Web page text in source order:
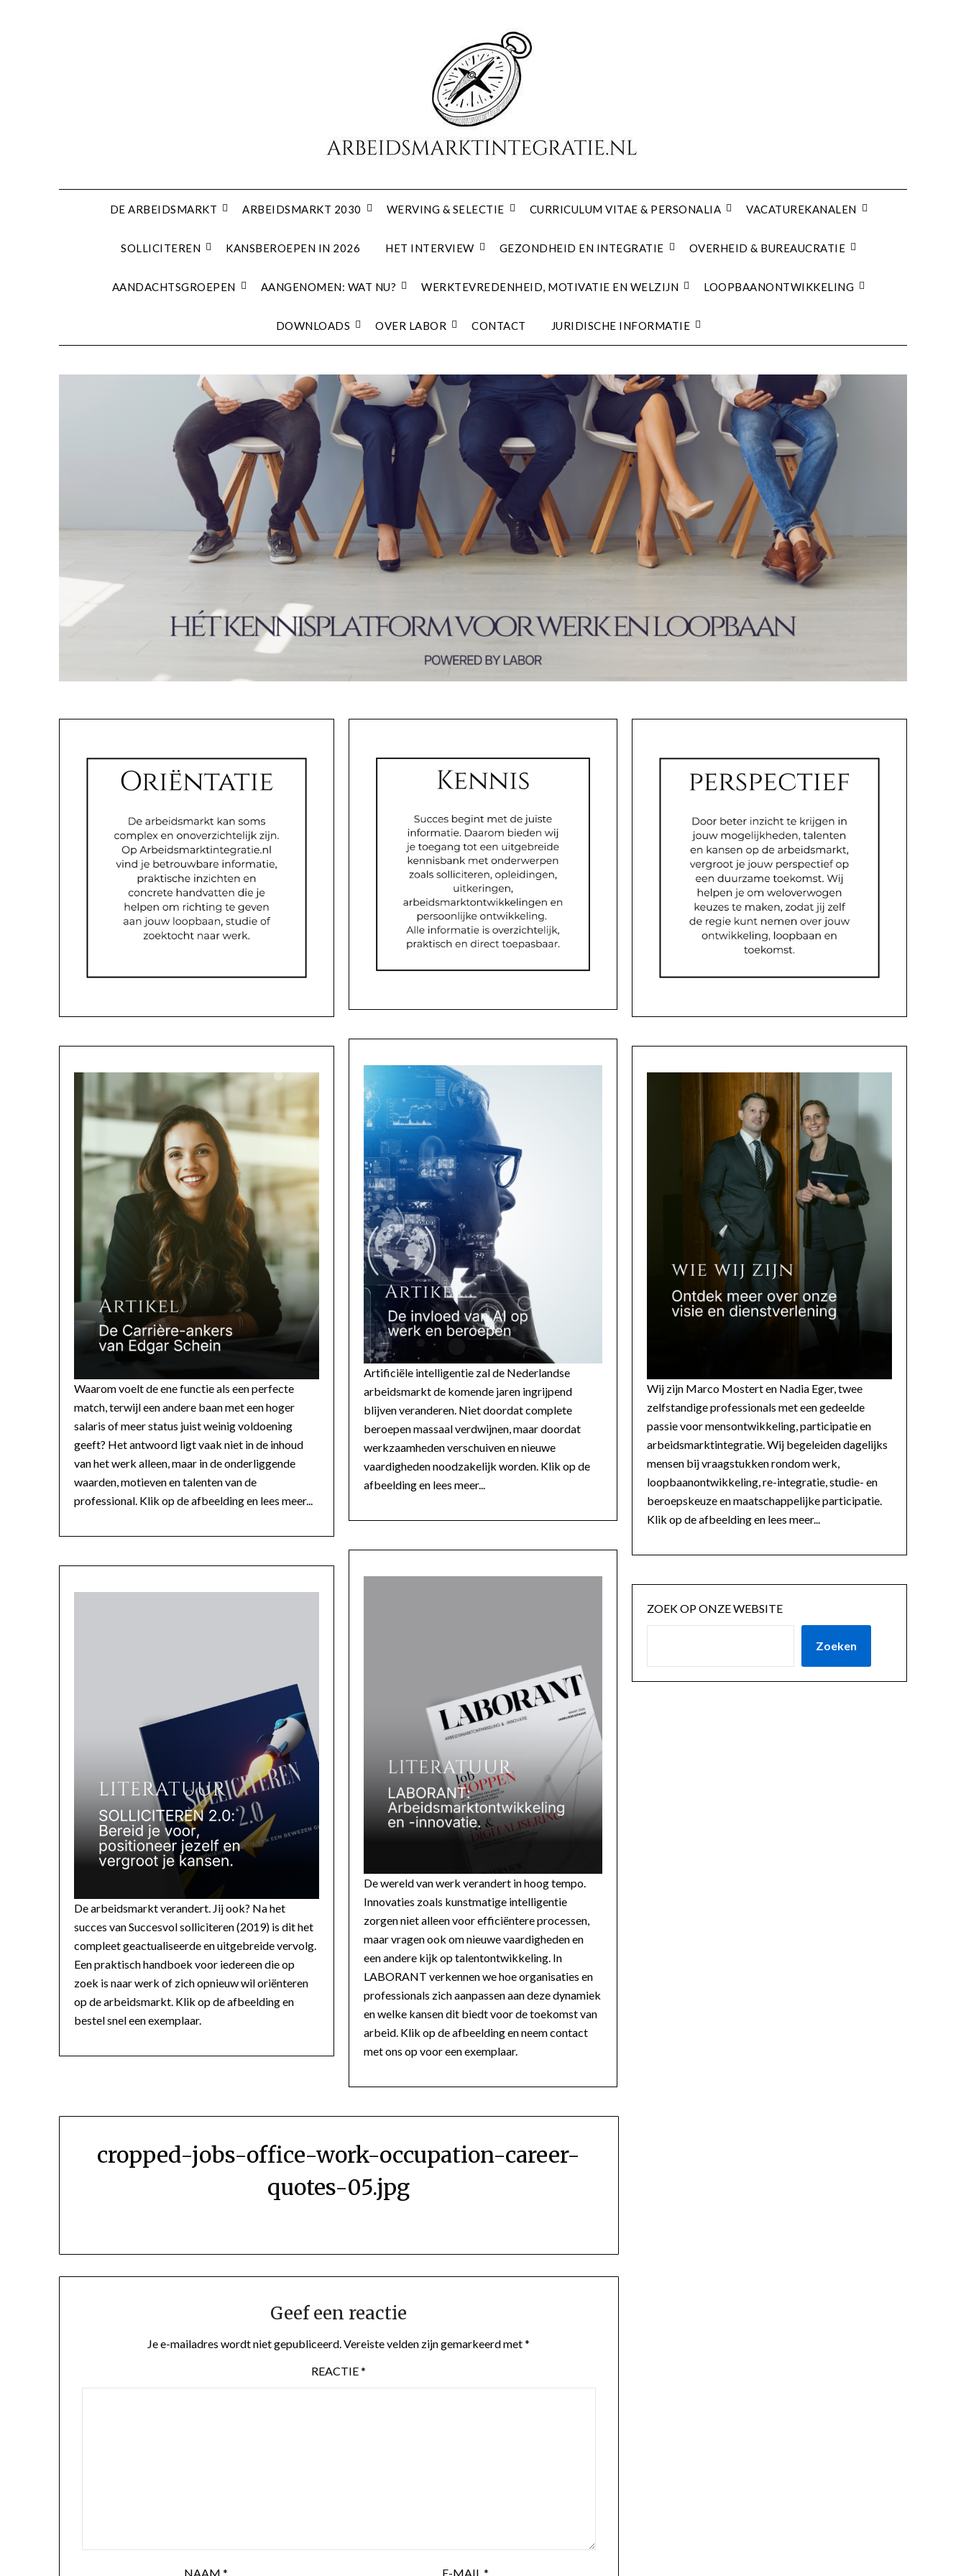
DE ARBEIDSMARKT ARBEIDSMARKT 2030 WERVING & SELECTIE CURRICULUM VITAE & PERSONALIA VACATUREKANALEN
SOLLICITEREN KANSBEROEPEN IN 2026 HET INTERVIEW GEZONDHEID EN INTEGRATIE OVERHEID & BUREAUCRATIE
AANDACHTSGROEPEN AANGENOMEN: WAT NU? WERKTEVREDENHEID, MOTIVATIE EN WELZIJN LOOPBAANONTWIKKELING
DOWNLOADS OVER LABOR CONTACT JURIDISCHE INFORMATIE
Waarom voelt de ene functie als een perfecte
match, terwijl een andere baan met een hoger
salaris of meer status juist weinig voldoening
geeft? Het antwoord ligt vaak niet in de inhoud
van het werk alleen, maar in de onderliggende
waarden, motieven en talenten van de
professional. Klik op de afbeelding en lees meer...
De arbeidsmarkt verandert. Jij ook? Na het
succes van Succesvol solliciteren (2019) is dit het
compleet geactualiseerde en uitgebreide vervolg.
Een praktisch handboek voor iedereen die op
zoek is naar werk of zich opnieuw wil oriënteren
op de arbeidsmarkt. Klik op de afbeelding en
bestel snel een exemplaar.
Artificiële intelligentie zal de Nederlandse
arbeidsmarkt de komende jaren ingrijpend
blijven veranderen. Niet doordat complete
beroepen massaal verdwijnen, maar doordat
werkzaamheden verschuiven en nieuwe
vaardigheden noodzakelijk worden. Klik op de
afbeelding en lees meer...
De wereld van werk verandert in hoog tempo.
Innovaties zoals kunstmatige intelligentie
zorgen niet alleen voor efficiëntere processen,
maar vragen ook om nieuwe vaardigheden en
een andere kijk op talentontwikkeling. In
LABORANT verkennen we hoe organisaties en
professionals zich aanpassen aan deze dynamiek
en welke kansen dit biedt voor de toekomst van
arbeid. Klik op de afbeelding en neem contact
met ons op voor een exemplaar.
Wij zijn Marco Mostert en Nadia Eger, twee
zelfstandige professionals met een gedeelde
passie voor mensontwikkeling, participatie en
arbeidsmarktintegratie. Wij begeleiden dagelijks
mensen bij vraagstukken rondom werk,
loopbaanontwikkeling, re-integratie, studie- en
beroepskeuze en maatschappelijke participatie.
Klik op de afbeelding en lees meer...
ZOEK OP ONZE WEBSITE
Zoeken
cropped-jobs-office-work-occupation-career-
quotes-05.jpg
Geef een reactie
Je e-mailadres wordt niet gepubliceerd.Vereiste velden zijn gemarkeerd met*
REACTIE*
NAAM* E-MAIL*